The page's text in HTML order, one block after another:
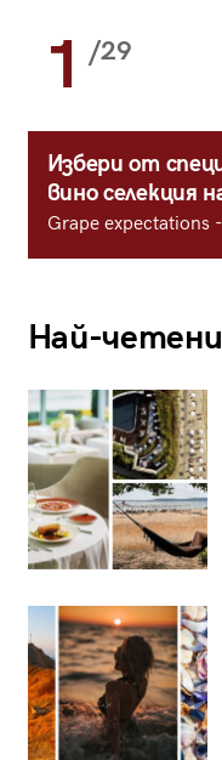
1 /29
Избери от
вино селекция
Grape expectations
Най-четени